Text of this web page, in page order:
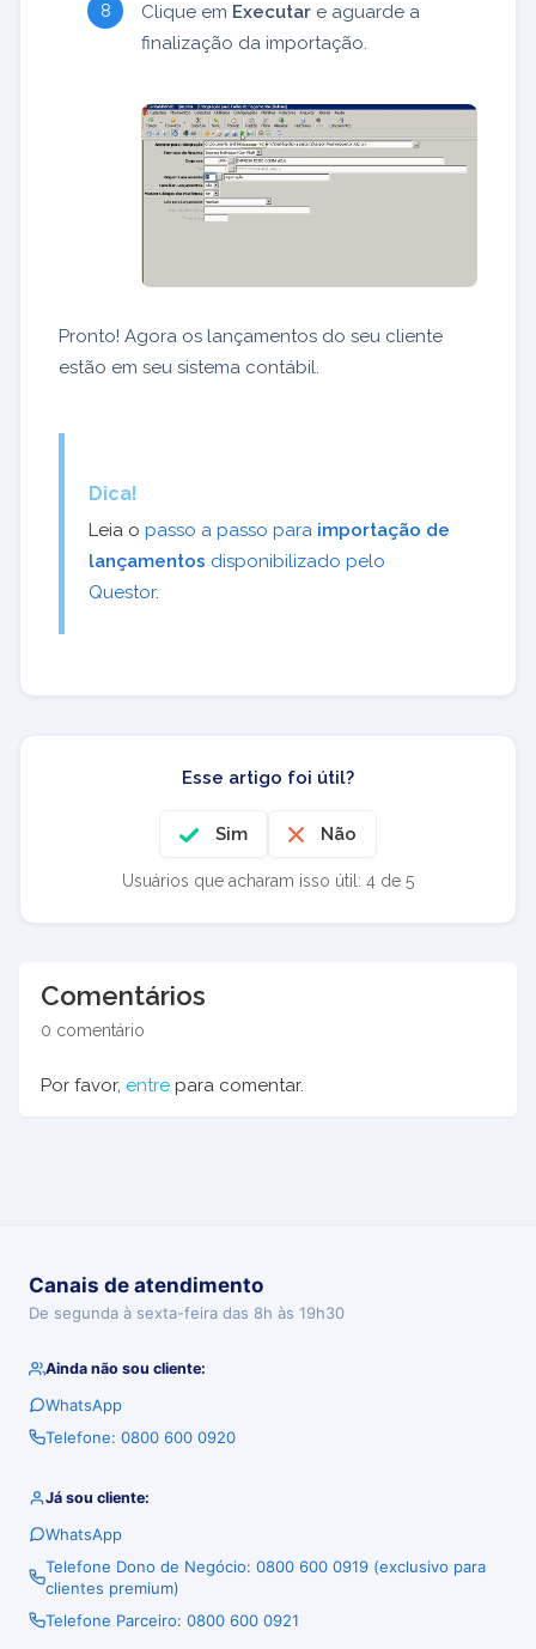
Clique em Executar e aguarde a
finalização da importação.
Pronto! Agora os lançamentos do seu cliente
estão em seu sistema contábil.
Dica!
Leia o passo a passo para importação de
lançamentos disponibilizado pelo
Questor.
Esse artigo foi útil?
Sim Não
Usuários que acharam isso útil: 4 de 5
Comentários
0 comentário
Por favor, entre para comentar.
Canais de atendimento
De segunda à sexta-feira das 8h às 19h30
Ainda não sou cliente:
WhatsApp
Telefone: 0800 600 0920
Já sou cliente:
WhatsApp
Telefone Dono de Negócio: 0800 600 0919 (exclusivo para
clientes premium)
Telefone Parceiro: 0800 600 0921